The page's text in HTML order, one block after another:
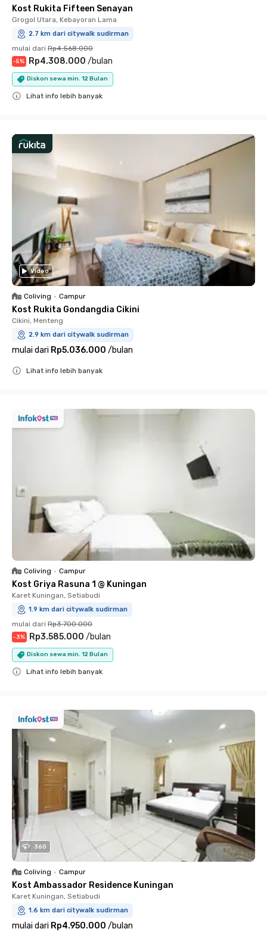
Kost Rukita Fifteen Senayan
Grogol Utara, Kebayoran Lama
2.7 km dari citywalk sudirman
mulai dari Rp4.568.000
-5% Rp4.308.000 /bulan
Diskon sewa min. 12 Bulan
Lihat info lebih banyak
Video
Coliving • Campur
Kost Rukita Gondangdia Cikini
Cikini, Menteng
2.9 km dari citywalk sudirman
mulai dari Rp5.036.000 /bulan
Lihat info lebih banyak
Coliving • Campur
Kost Griya Rasuna 1 @ Kuningan
Karet Kuningan, Setiabudi
1.9 km dari citywalk sudirman
mulai dari Rp3.700.000
-3% Rp3.585.000 /bulan
Diskon sewa min. 12 Bulan
Lihat info lebih banyak
360
Coliving • Campur
Kost Ambassador Residence Kuningan
Karet Kuningan, Setiabudi
1.6 km dari citywalk sudirman
mulai dari Rp4.950.000 /bulan